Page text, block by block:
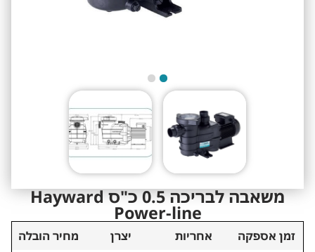
משאבה לבריכה 0.5 כ"ס Hayward
Power-line
זמן אספקה
אחריות
יצרן
מחיר הובלה